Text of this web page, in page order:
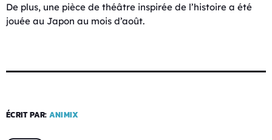
De plus, une pièce de théâtre inspirée de l’histoire a été
jouée au Japon au mois d’août.
ÉCRIT PAR: ANIMIX